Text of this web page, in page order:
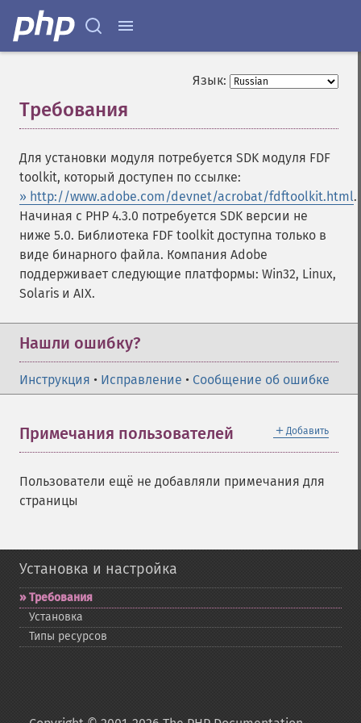
Язык:
Требования
Для установки модуля потребуется SDK модуля FDF
toolkit, который доступен по ссылке:
» http://www.adobe.com/devnet/acrobat/fdftoolkit.html.
Начиная с PHP 4.3.0 потребуется SDK версии не
ниже 5.0. Библиотека FDF toolkit доступна только в
виде бинарного файла. Компания Adobe
поддерживает следующие платформы: Win32, Linux,
Solaris и AIX.
Нашли ошибку?
Инструкция • Исправление • Сообщение об ошибке
＋ Добавить
Примечания пользователей
Пользователи ещё не добавляли примечания для
страницы
Установка и настройка
Требования
Установка
Типы ресурсов